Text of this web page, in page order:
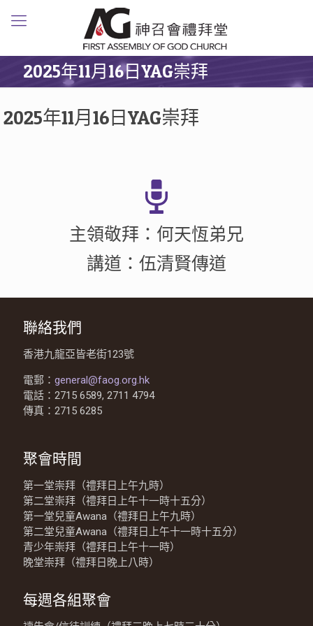
2025年11月16日YAG崇拜
2025年11月16日YAG崇拜
主領敬拜：何天恆弟兄
講道：伍清賢傳道
聯絡我們
香港九龍亞皆老街123號
電郵： general@faog.org.hk
電話：2715 6589, 2711 4794
傳真：2715 6285
聚會時間
第一堂崇拜（禮拜日上午九時）
第二堂崇拜（禮拜日上午十一時十五分）
第一堂兒童Awana（禮拜日上午九時）
第二堂兒童Awana（禮拜日上午十一時十五分）
青少年崇拜（禮拜日上午十一時）
晚堂崇拜（禮拜日晚上八時）
每週各組聚會